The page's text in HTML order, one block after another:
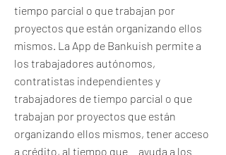
tiempo parcial o que trabajan por
proyectos que están organizando ellos
mismos. La App de Bankuish permite a
los trabajadores autónomos,
contratistas independientes y
trabajadores de tiempo parcial o que
trabajan por proyectos que están
organizando ellos mismos, tener acceso
a crédito, al tiempo que ayuda a los